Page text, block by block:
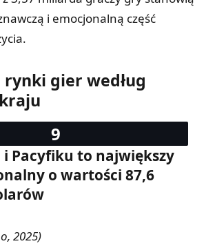
i emocjonalną część
rynki gier według
i Pacyfiku to największy
o wartości 87,6
2025)